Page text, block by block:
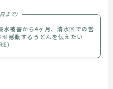
まで）
水被害から4ヶ月、清水区での営
せ感動するうどんを伝えたい
）